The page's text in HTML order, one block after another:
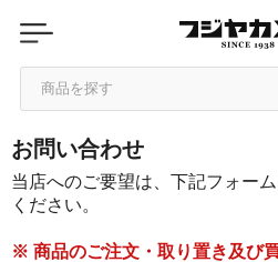
商品を探す
カテゴリから探す
ブランドから探す
お問い合わせ
当店へのご要望は、下記フォー
ください。
※ 商品のご注文・取り置き及び